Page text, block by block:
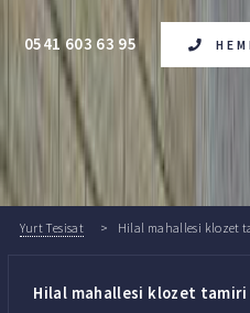
0541 603 63 95
Yurt Tesisat Hilal mahallesi klozet
Hilal mahallesi klozet tamiri